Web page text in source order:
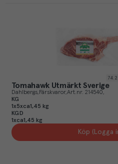
74.2
Tomahawk Utmärkt Sverige
Dahlbergs Färskvaror Art.nr. 214540
KG
1x5xca1,45 kg
KGD
1xca1,45 kg
Köp (Logga